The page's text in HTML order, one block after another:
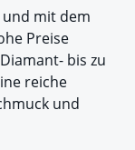
mit dem
Preise
bis zu
reiche
und